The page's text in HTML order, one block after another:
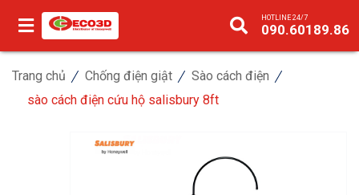
HOTLINE 24/7
090.60189.86
Trang chủ Chống điện giật
Sào cách điện
sào cách điện cứu hộ salisbury 8ft